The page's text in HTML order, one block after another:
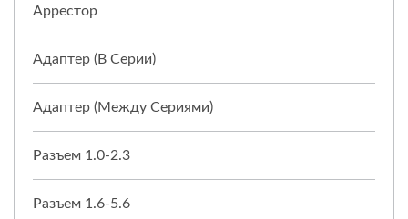
Аррестор
Адаптер (в Серии)
Адаптер (между Сериями)
Разъем 1.0-2.3
Разъем 1.6-5.6